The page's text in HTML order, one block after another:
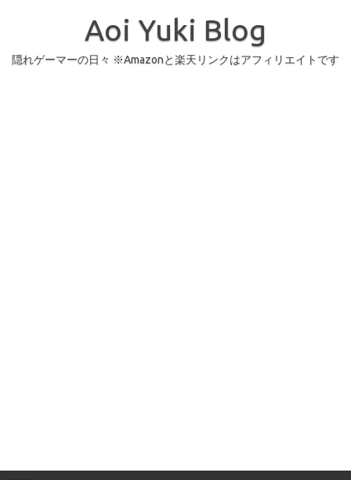
Aoi Yuki Blog
隠れゲーマーの日々 ※Amazonと楽天リンクはアフィリエイトです